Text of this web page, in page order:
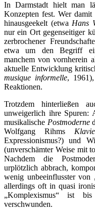
In Darmstadt hielt man
Konzepten fest. Wer
hinausgeekelt (etwa Hans
nur ein Ort gegenseitiger
zerbrochener
etwa um den Begriff
manchem von vornherein
aktuelle Entwicklung
musique informelle,
Reaktionen.
Trotzdem hinterließen
unweigerlich ihre Spuren:
musikalische Postmoderne
Wolfgang Rihms
Expressionismus?) und
(unverschämter Weise mit
Nachdem die
urplötzlich abbrach,
wenig unbeeinflusster von
allerdings oft in quasi
„Komplexismus“ ist
verschwunden.